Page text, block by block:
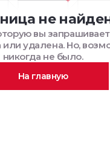
не
вы
удалена. Но,
никогда не было.
На главную